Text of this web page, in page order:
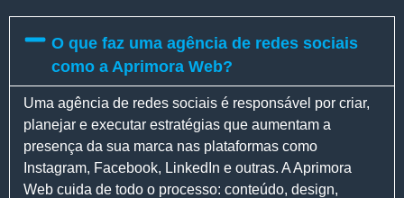
O que faz uma agência de redes sociais
como a Aprimora Web?
Uma agência de redes sociais é responsável por criar,
planejar e executar estratégias que aumentam a
presença da sua marca nas plataformas como
Instagram, Facebook, LinkedIn e outras. A Aprimora
Web cuida de todo o processo: conteúdo, design,